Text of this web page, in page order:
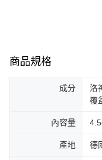
商品規格
成分
洛
覆
內容量
產地 德